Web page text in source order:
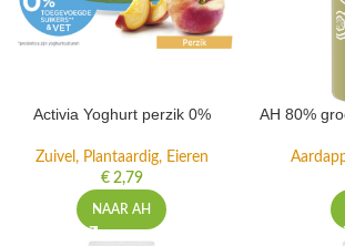
Activia Yoghurt perzik 0%
Zuivel, Plantaardig, Eieren
€2,79
NAAR AH
AH 80%